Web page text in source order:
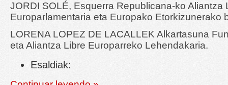
JORDI SOLÉ, Esquerra Republicana-ko Aliantza
Europarlamentaria eta Europako Etorkizunerako
LORENA LOPEZ DE LACALLEK Alkartasuna
eta Aliantza Libre Europarreko Lehendakaria.
Esaldiak: